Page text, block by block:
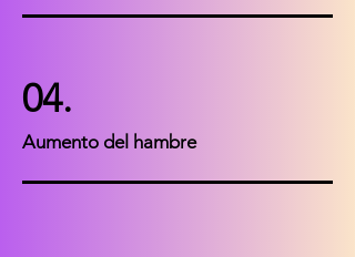
04.
Aumento del hambre